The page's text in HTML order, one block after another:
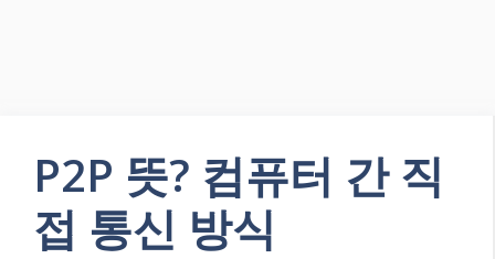
P2P 뜻? 컴퓨터 간 직
접 통신 방식